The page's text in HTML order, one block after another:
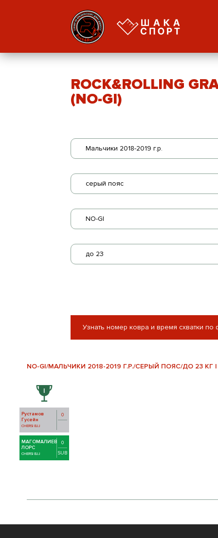
ROCK&ROLLING
(NO-GI)
Мальчики 2018-2019 г.р.
серый пояс
NO-GI
до 23
Узнать номер ковра и время схватки по
NO-GI/МАЛЬЧИКИ 2018-2019 Г.Р./СЕРЫЙ ПОЯС/ДО 23 КГ
Рустамов
Гусейн
CHERSI BJJ
0
МАГОМАЛИЕВ
ЛОРС
CHERSI BJJ
0
SUB